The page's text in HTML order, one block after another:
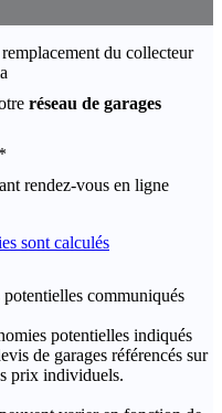
du collecteur
réseau de garages
*
rendez-vous en ligne
sont calculés
communiqués
potentielles indiqués
de garages référencés sur
prix individuels.